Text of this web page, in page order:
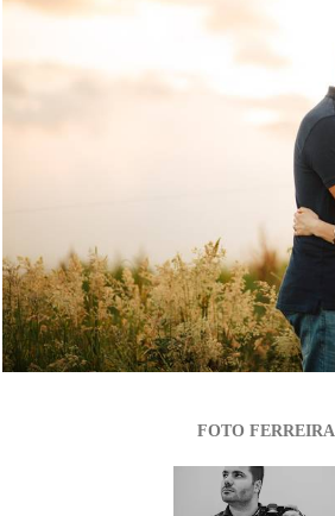
1004
FOTO FERREIRA